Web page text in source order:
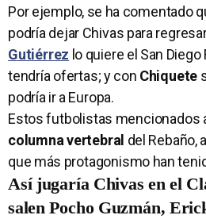
Por ejemplo, se ha comentado
podría dejar Chivas para
Gutiérrez lo quiere el San Diego
tendría ofertas; y con Chiquete
podría ir a Europa.
Estos futbolistas mencionados
columna vertebral del Rebaño,
que más protagonismo han
Así jugaría Chivas en el
salen Pocho Guzmán,